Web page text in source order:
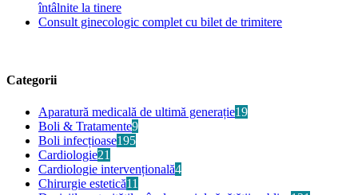
întâlnite la tinere
Consult ginecologic complet cu bilet de trimitere
Categorii
Aparatură medicală de ultimă generație19
Boli & Tratamente9
Boli infecțioase195
Cardiologie21
Cardiologie intervențională4
Chirurgie estetică11